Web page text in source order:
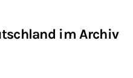
im Archiv